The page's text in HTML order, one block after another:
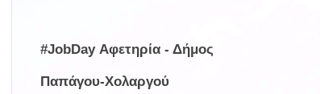
#JobDay Αφετηρία - Δήμος
Παπάγου-Χολαργού